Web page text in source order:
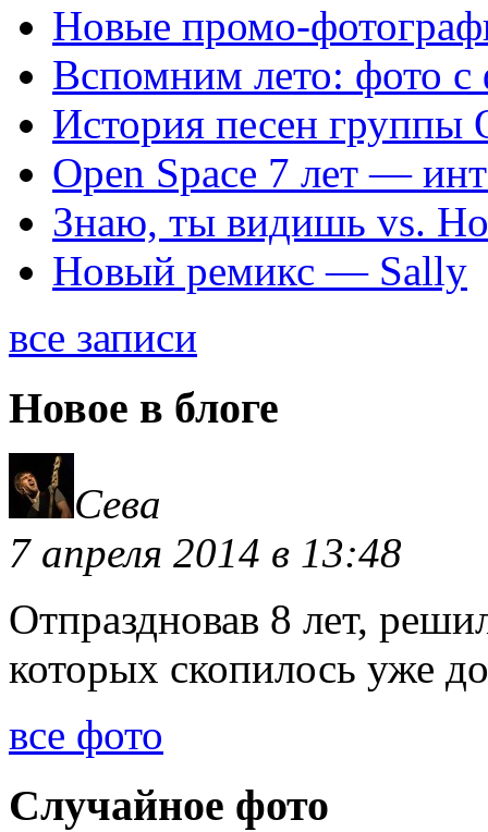
Новые промо-
Вспомним лето: фото с
История песен группы
Open Space 7 лет —
Знаю, ты видишь vs.
Новый ремикс — Sally
все записи
Новое в блоге
Сева
7 апреля 2014 в 13:48
Отпраздновав 8 лет,
которых скопилось уже
все фото
Случайное фото